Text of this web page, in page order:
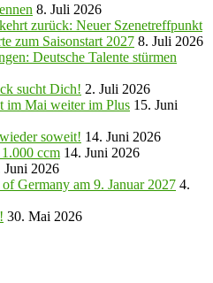
8. Juli 2026
zurück: Neuer Szenetreffpunkt
zum Saisonstart 2027 8. Juli 2026
Deutsche Talente stürmen
sucht Dich! 2. Juli 2026
im Mai weiter im Plus 15. Juni
soweit! 14. Juni 2026
ccm 14. Juni 2026
Juni 2026
Germany am 9. Januar 2027 4.
30. Mai 2026